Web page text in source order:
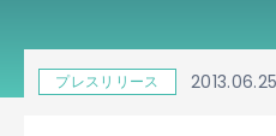
プレスリリース 2013.06.25